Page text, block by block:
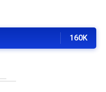
160K